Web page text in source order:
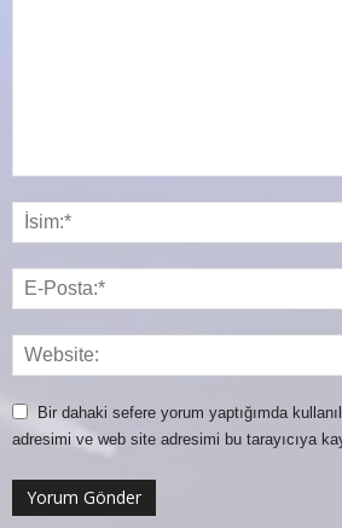
Bir dahaki sefere yorum yaptığımda
adresimi ve web site adresimi bu tarayıcıya